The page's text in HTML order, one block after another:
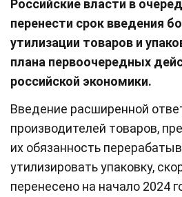
Российские власти в
перенести срок введения
утилизации товаров и
плана первоочередных
российской экономики.
Введение расширенной
производителей товаров,
их обязанность
утилизировать упаковку,
перенесено на начало 2024